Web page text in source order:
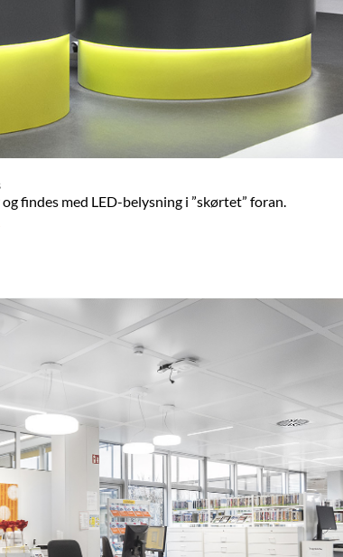
findes med LED-belysning i ”skørtet” foran.